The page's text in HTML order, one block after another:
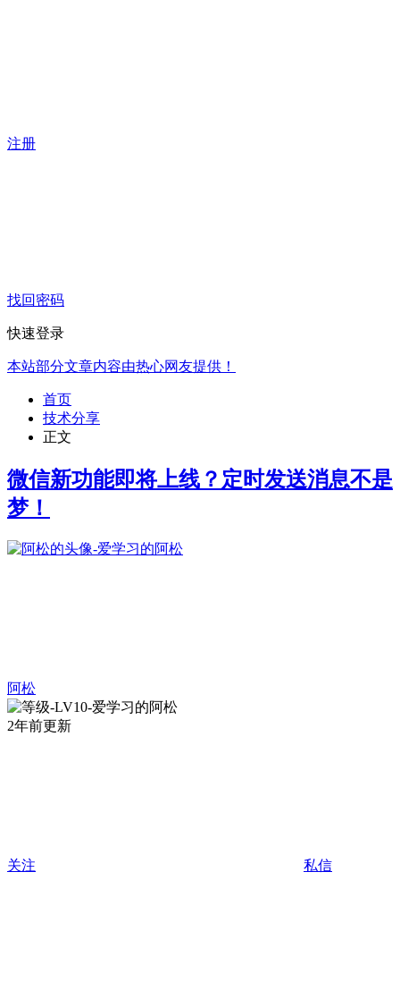
注册
找回密码
快速登录
本站部分文章内容由热心网友提供！
首页
技术分享
正文
微信新功能即将上线？定时发送消息不是
梦！
阿松
2年前更新
关注 私信